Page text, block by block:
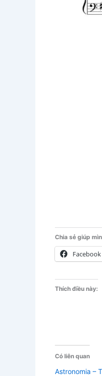
Chia sẻ giúp
Facebook
Thích điều này:
Có liên quan
Astronomia –